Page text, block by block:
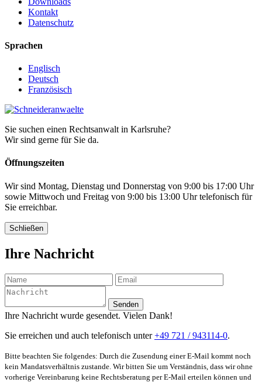
Kontakt
Datenschutz
Sprachen
Englisch
Deutsch
Französisch
Sie suchen einen Rechtsanwalt in Karlsruhe?
Wir sind gerne für Sie da.
Öffnungszeiten
Wir sind Montag, Dienstag und Donnerstag von 9:00 bis 17:00 Uhr
sowie Mittwoch und Freitag von 9:00 bis 13:00 Uhr telefonisch für
Sie erreichbar.
Schließen
Ihre Nachricht
Senden
Ihre Nachricht wurde gesendet. Vielen Dank!
Sie erreichen und auch telefonisch unter+49 721 / 943114-0.
Bitte beachten Sie folgendes: Durch die Zusendung einer E-Mail kommt noch
kein Mandatsverhältnis zustande. Wir bitten Sie um Verständnis, dass wir ohne
vorherige Vereinbarung keine Rechtsberatung per E-Mail erteilen können und